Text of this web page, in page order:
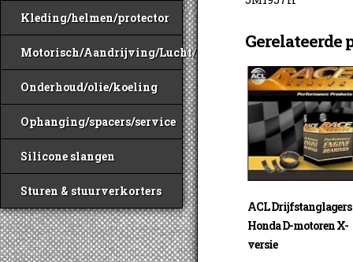
Kleding/helmen/protector
Motorisch/Aandrijving/Lucht/Benzine
Onderhoud/olie/koeling
Ophanging/spacers/service
Silicone slangen
Sturen & stuurverkorters
Gerelateerde
ACL Drijfstanglagers
Honda D-motoren X-
versie